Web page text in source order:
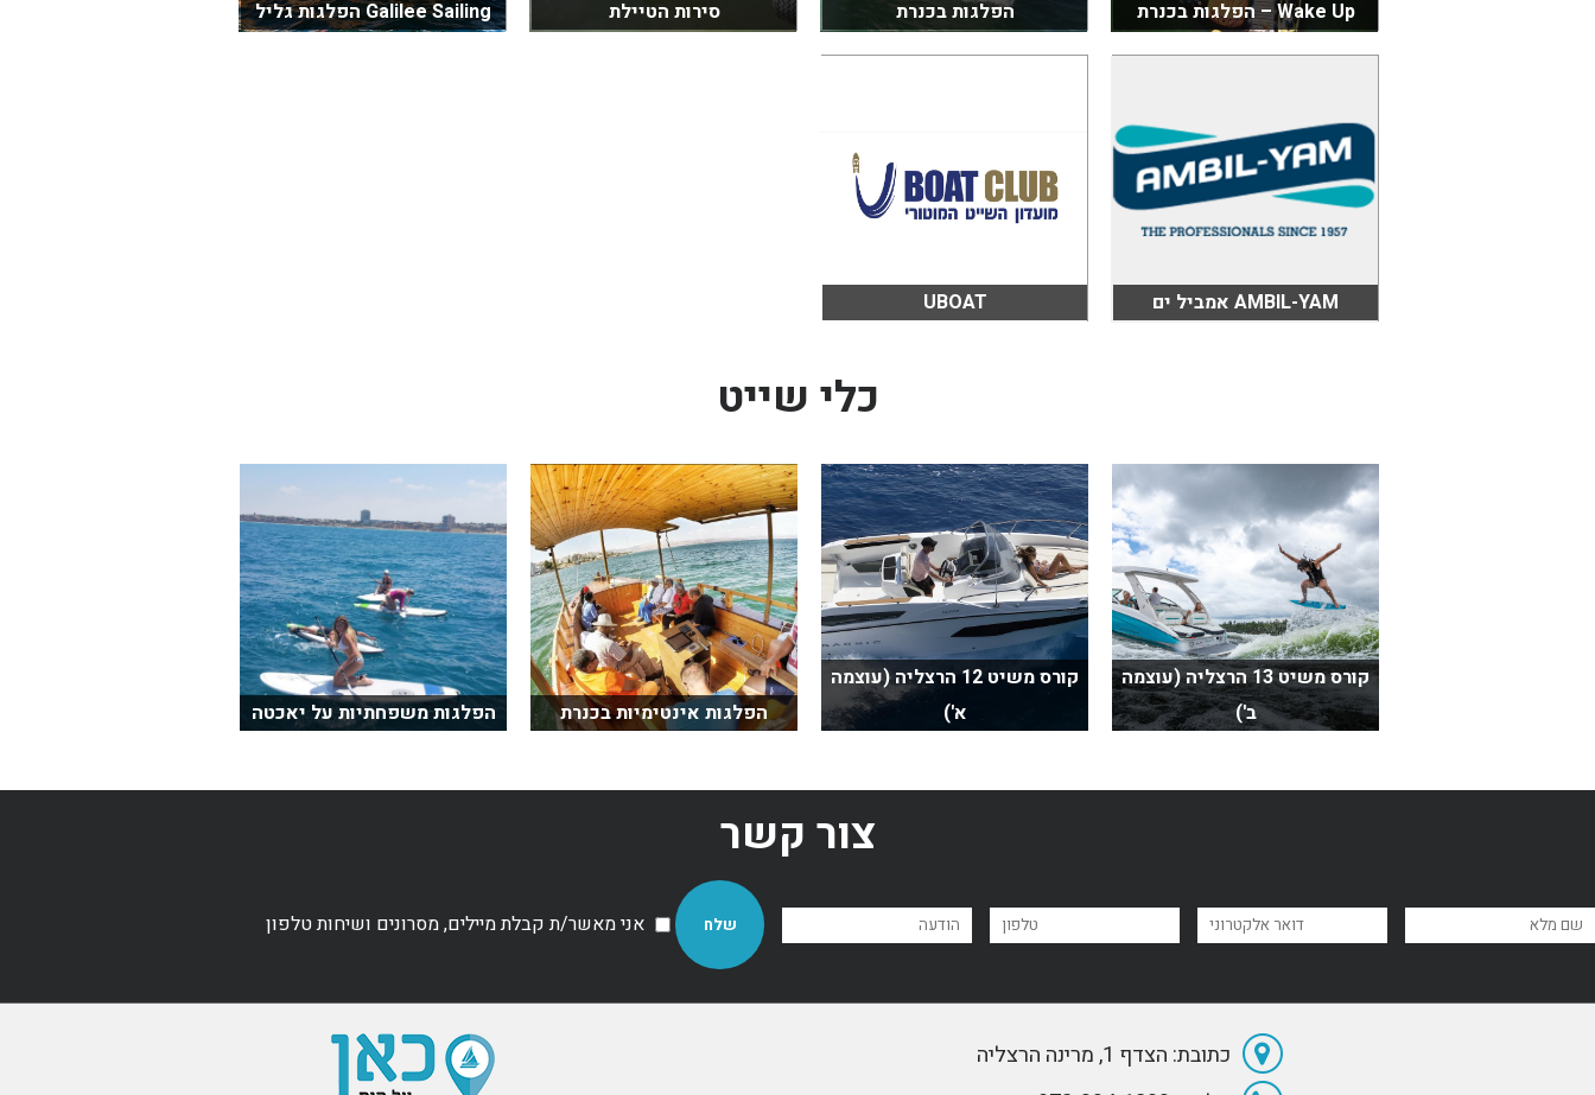
בכנרת לידו
בצפון
בארץ
לקפריסין
נתניה
מדובאי / לדובאי
Wake Up – הפלגות בכנרת
הפלגות בכנרת
סירות הטיילת Galilee Sailing הפלגות גליל
AMBIL-YAM אמביל ים UBOAT
כלי שייט
קורס משיט 13 הרצליה (עוצמה
ב')
קורס משיט 12 הרצליה (עוצמה
א')
הפלגות אינטימיות בכנרת הפלגות משפחתיות על יאכטה
צור קשר
אני מאשר/ת קבלת מיילים, מסרונים ושיחות טלפון
כתובת: הצדף 1, מרינה הרצליה